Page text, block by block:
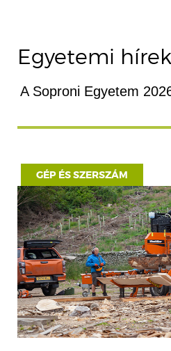
Egyetemi hírek
A Soproni Egyetem
GÉP ÉS SZERSZÁM